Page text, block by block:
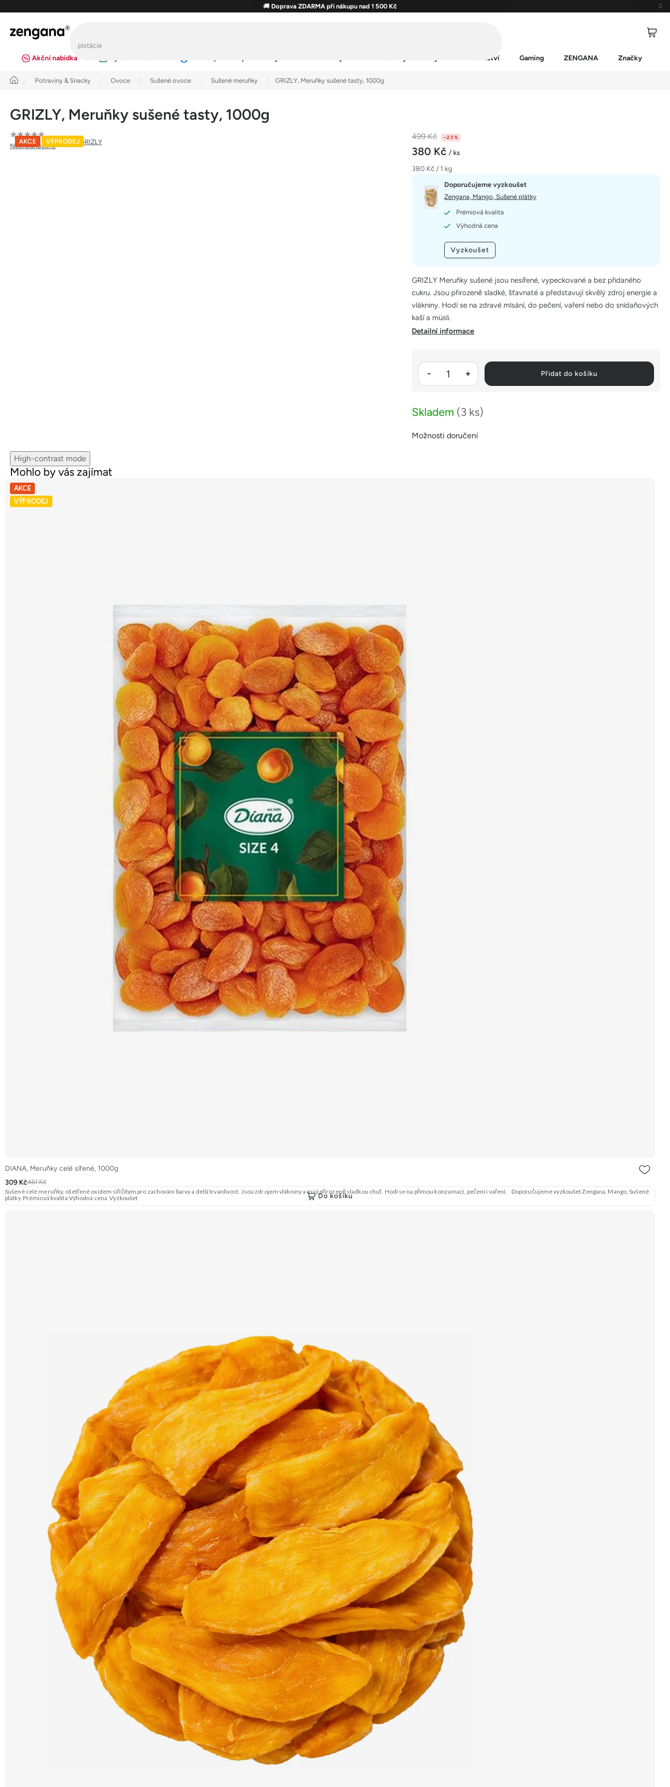
obsah
🚚 Doprava ZDARMA při nákupu nad 1 500 Kč
Akční nabídka Příslušenství Gaming ZENGANA Značky
Úvod Potraviny & Snacky Ovoce Sušené ovoce Sušené meruňky GRIZLY, Meruňky sušené tasty, 1000g
GRIZLY, Meruňky sušené tasty, 1000g
AKCE VÝPRODEJ
Průměrné
hodnocení
Neohodnoceno
Značka: GRIZLY
499 Kč –23 %
380 Kč/ ks
Měrná
380 Kč / 1 kg
Skladem (3 ks)
Možnosti doručení
Přidat do košíku
GRIZLY Meruňky sušené jsou nesířené, vypeckované a bez přidaného
cukru. Jsou přirozeně sladké, šťavnaté a představují skvělý zdroj energie a
vlákniny. Hodí se na zdravé mlsání, do pečení, vaření nebo do snídaňových
kaší a müsli.
Doporučujeme vyzkoušet
Zengana, Mango, Sušené plátky
Prémiová kvalita
Výhodná cena
Vyzkoušet
Detailní informace
High-contrast mode
Mohlo by vás zajímat
AKCE
VÝPRODEJ
DIANA, Meruňky celé sířené, 1000g
309 Kč461 Kč
Do košíku
Sušené celé meruňky, ošetřené oxidem siřičitým pro zachování barvy a delší trvanlivost. Jsou zdrojem vlákniny a mají přirozeně sladkou chuť. Hodí se na přímou konzumaci, pečení i vaření. Doporučujeme vyzkoušet Zengana, Mango, Sušené
plátky Prémiová kvalita Výhodná cena Vyzkoušet